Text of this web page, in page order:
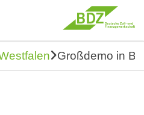
Großdemo in